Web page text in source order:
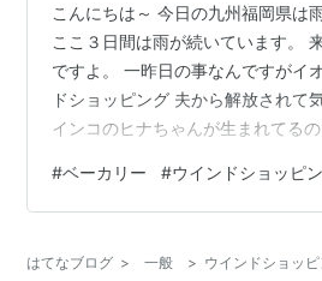
こんにちは～ 今日の九州福岡県は
ここ３日間は雨が続いています。
ですよ。 一昨日の事なんですがイ
ドショッピング 夫から解放されて
インコのヒナちゃんが生まれてる
って いくつか買いました。 これと
ったけど美味しいそう！😊💕 パン
べてみた。 甘くて美味しかったで
#ベーカリー #ウインドショッピ
はてなブログ > 一般 > ウインドショッ